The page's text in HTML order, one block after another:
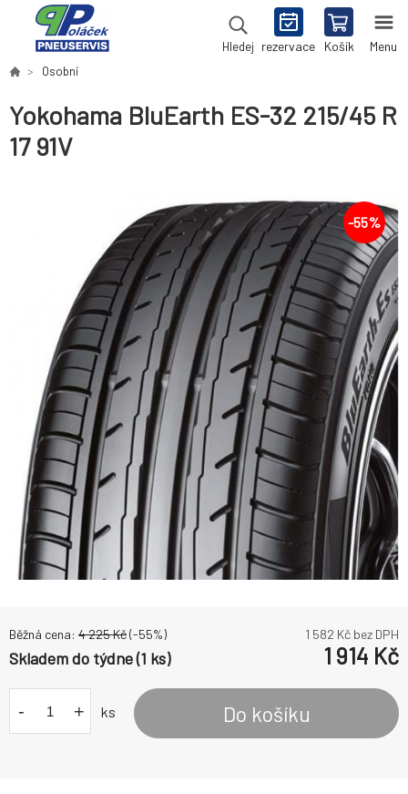
Hledej rezervace Košík Menu
Osobní
Yokohama BluEarth ES-32 215/45 R
17 91V
-55%
Běžná cena: 4 225Kč(-55%) 1 582 Kč bez DPH
Skladem do týdne (1 ks) 1 914 Kč
- + ks Do košíku